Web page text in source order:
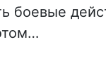
боевые